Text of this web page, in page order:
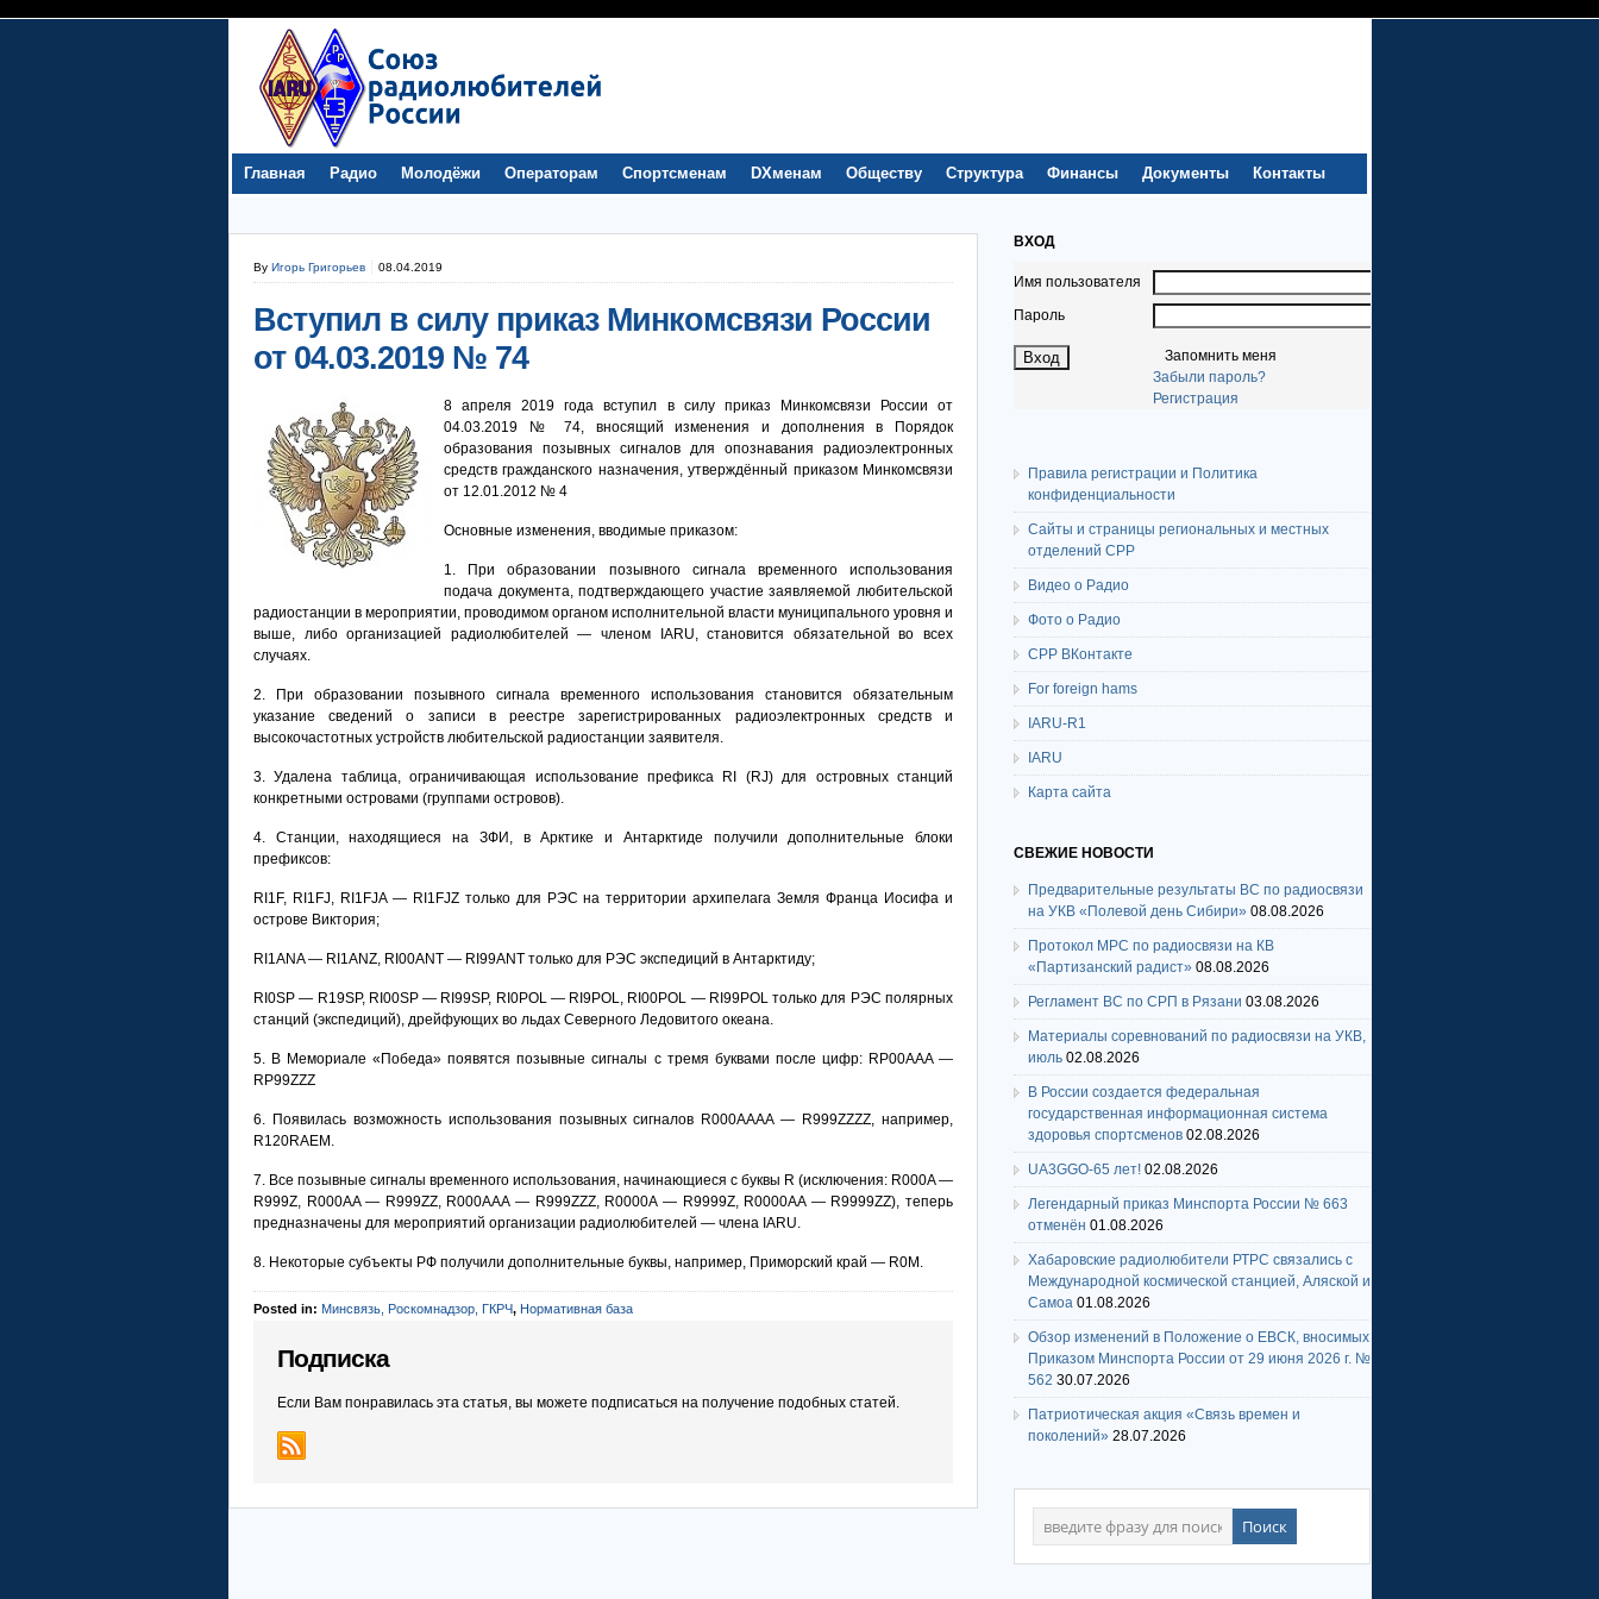
Главная Радио Молодёжи Операторам Спортсменам DXменам Обществу Структура Финансы Документы Контакты
By Игорь Григорьев 08.04.2019
Вступил в силу приказ Минкомсвязи России
от 04.03.2019 № 74
8 апреля 2019 года вступил в силу приказ Минкомсвязи России от
04.03.2019 № 74, вносящий изменения и дополнения в Порядок
образования позывных сигналов для опознавания радиоэлектронных
средств гражданского назначения, утверждённый приказом Минкомсвязи
от 12.01.2012 № 4
Основные изменения, вводимые приказом:
1. При образовании позывного сигнала временного использования
подача документа, подтверждающего участие заявляемой любительской
радиостанции в мероприятии, проводимом органом исполнительной власти муниципального уровня и
выше, либо организацией радиолюбителей — членом IARU, становится обязательной во всех
случаях.
2. При образовании позывного сигнала временного использования становится обязательным
указание сведений о записи в реестре зарегистрированных радиоэлектронных средств и
высокочастотных устройств любительской радиостанции заявителя.
3. Удалена таблица, ограничивающая использование префикса RI (RJ) для островных станций
конкретными островами (группами островов).
4. Станции, находящиеся на ЗФИ, в Арктике и Антарктиде получили дополнительные блоки
префиксов:
RI1F, RI1FJ, RI1FJA — RI1FJZ только для РЭС на территории архипелага Земля Франца Иосифа и
острове Виктория;
RI1ANA — RI1ANZ, RI00ANT — RI99ANT только для РЭС экспедиций в Антарктиду;
RI0SP — R19SP, RI00SP — RI99SP, RI0POL — RI9POL, RI00POL — RI99POL только для РЭС полярных
станций (экспедиций), дрейфующих во льдах Северного Ледовитого океана.
5. В Мемориале «Победа» появятся позывные сигналы с тремя буквами после цифр: RP00AAA —
RP99ZZZ
6. Появилась возможность использования позывных сигналов R000AAAA — R999ZZZZ, например,
R120RAEM.
7. Все позывные сигналы временного использования, начинающиеся с буквы R (исключения: R000A —
R999Z, R000AA — R999ZZ, R000AAA — R999ZZZ, R0000A — R9999Z, R0000AA — R9999ZZ), теперь
предназначены для мероприятий организации радиолюбителей — члена IARU.
8. Некоторые субъекты РФ получили дополнительные буквы, например, Приморский край — R0M.
Posted in: Минсвязь, Роскомнадзор, ГКРЧ, Нормативная база
Подписка
Если Вам понравилась эта статья, вы можете подписаться на получение подобных статей.
ВХОД
Имя пользователя
Пароль
Запомнить меня
Забыли пароль?
Регистрация
Правила регистрации и Политика
конфиденциальности
Сайты и страницы региональных и местных
отделений СРР
Видео о Радио
Фото о Радио
СРР ВКонтакте
For foreign hams
IARU-R1
IARU
Карта сайта
СВЕЖИЕ НОВОСТИ
Предварительные результаты ВС по радиосвязи
на УКВ «Полевой день Сибири» 08.08.2026
Протокол МРС по радиосвязи на КВ
«Партизанский радист» 08.08.2026
Регламент ВС по СРП в Рязани 03.08.2026
Материалы соревнований по радиосвязи на УКВ,
июль 02.08.2026
В России создается федеральная
государственная информационная система
здоровья спортсменов 02.08.2026
UA3GGO-65 лет! 02.08.2026
Легендарный приказ Минспорта России № 663
отменён 01.08.2026
Хабаровские радиолюбители РТРС связались с
Международной космической станцией, Аляской и
Самоа 01.08.2026
Обзор изменений в Положение о ЕВСК, вносимых
Приказом Минспорта России от 29 июня 2026 г. №
562 30.07.2026
Патриотическая акция «Связь времен и
поколений» 28.07.2026